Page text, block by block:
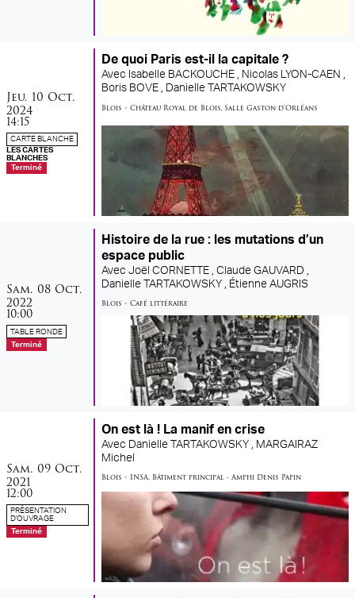
jeudi
Jeu. 10 octobre
Oct.
2024
14:15
CARTE BLANCHE
LES CARTES
BLANCHES
Terminé
De quoi Paris est-il la capitale ?
Avec Isabelle BACKOUCHE , Nicolas LYON-CAEN ,
Boris BOVE , Danielle TARTAKOWSKY
Blois • Château Royal de Blois, Salle Gaston d'Orléans
samedi
Sam. 08 octobre
Oct.
2022
10:00
TABLE RONDE
Terminé
Histoire de la rue : les mutations d’un
espace public
Avec Joël CORNETTE , Claude GAUVARD ,
Danielle TARTAKOWSKY , Étienne AUGRIS
Blois • Café littéraire
samedi
Sam. 09 octobre
Oct.
2021
12:00
PRÉSENTATION
D'OUVRAGE
Terminé
On est là ! La manif en crise
Avec Danielle TARTAKOWSKY , MARGAIRAZ
Michel
Blois • INSA, Bâtiment principal - Amphi Denis Papin